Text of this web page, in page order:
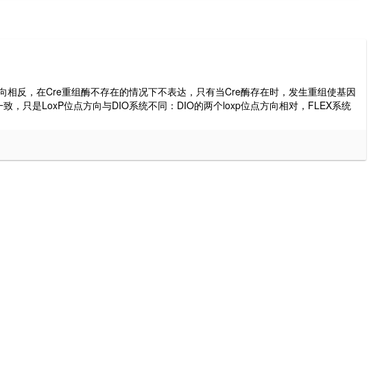
反，在Cre重组酶不存在的情况下不表达，只有当Cre酶存在时，发生重组使基因
，只是LoxP位点方向与DIO系统不同：DIO的两个loxp位点方向相对，FLEX系统